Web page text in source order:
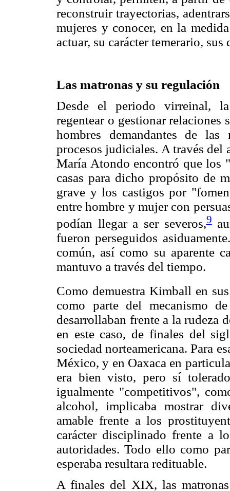
reconstruir trayectorias,
mujeres y conocer, en la
actuar, su carácter temerario,
Las matronas y su regulación
Desde el periodo virreinal,
regentear o gestionar relaciones
hombres demandantes de
procesos judiciales. A través del
María Atondo encontró que los
casas para dicho propósito de
grave y los castigos por
entre hombre y mujer con
podían llegar a ser severos,9
fueron perseguidos
común, así como su aparente
mantuvo a través del tiempo.
Como demuestra Kimball en
como parte del mecanismo
desarrollaban frente a la rudeza
en este caso, de finales del
sociedad norteamericana. Para
México, y en Oaxaca en
era bien visto, pero sí
igualmente "competitivos",
alcohol, implicaba mostrar
amable frente a los
carácter disciplinado frente a
autoridades. Todo ello como
esperaba resultara redituable.
A finales del XIX, las